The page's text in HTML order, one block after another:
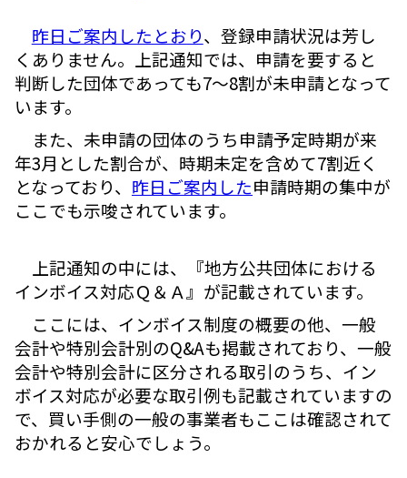
昨日ご案内したとおり、登録申請状況は芳し
くありません。上記通知では、申請を要すると
判断した団体であっても7～8割が未申請となって
います。
また、未申請の団体のうち申請予定時期が来
年3月とした割合が、時期未定を含めて7割近く
となっており、 昨日ご案内した申請時期の集中が
ここでも示唆されています。
上記通知の中には、『地方公共団体における
インボイス対応Ｑ＆Ａ』が記載されています。
ここには、インボイス制度の概要の他、一般
会計や特別会計別のQ&Aも掲載されており、一般
会計や特別会計に区分される取引のうち、イン
ボイス対応が必要な取引例も記載されていますの
で、買い手側の一般の事業者もここは確認されて
おかれると安心でしょう。